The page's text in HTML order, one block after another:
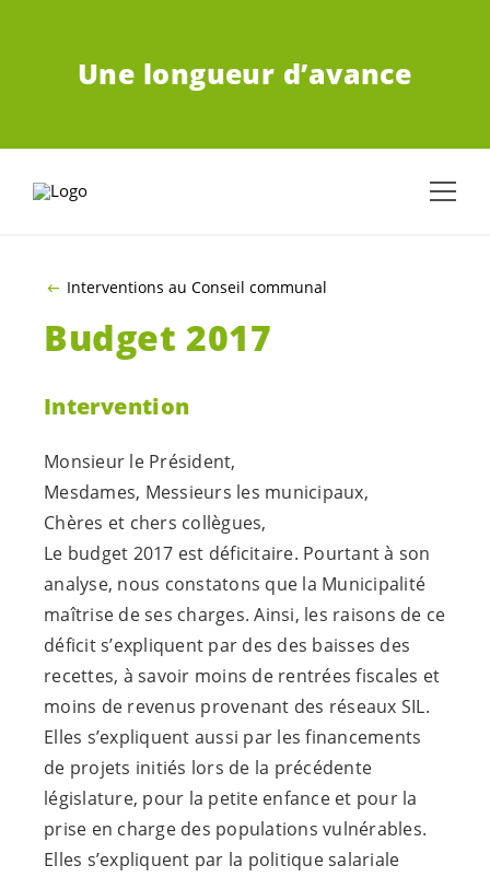
Une longueur d’avance
Interventions au Conseil communal
Budget 2017
Intervention
Monsieur le Président,
Mesdames, Messieurs les municipaux,
Chères et chers collègues,
Le budget 2017 est déficitaire. Pourtant à son
analyse, nous constatons que la Municipalité
maîtrise de ses charges. Ainsi, les raisons de ce
déficit s’expliquent par des des baisses des
recettes, à savoir moins de rentrées fiscales et
moins de revenus provenant des réseaux SIL.
Elles s’expliquent aussi par les financements
de projets initiés lors de la précédente
législature, pour la petite enfance et pour la
prise en charge des populations vulnérables.
Elles s’expliquent par la politique salariale